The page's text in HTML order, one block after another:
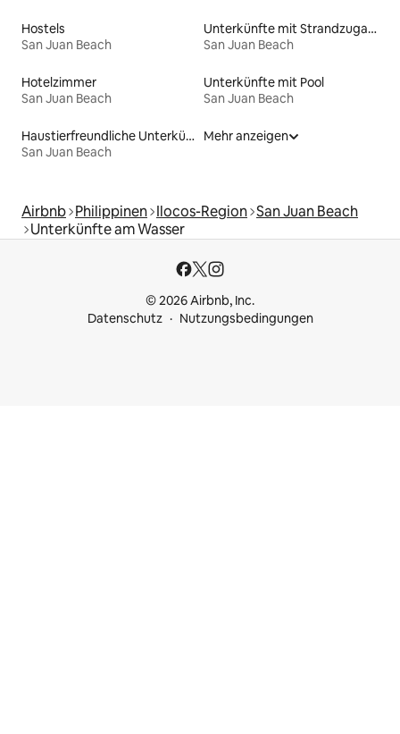
Hostels
San Juan Beach
Unterkünfte mit Strandzugang
San Juan Beach
Hotelzimmer
San Juan Beach
Unterkünfte mit Pool
San Juan Beach
Haustierfreundliche Unterkünfte
San Juan Beach
Mehr anzeigen
Airbnb Philippinen Ilocos-Region San Juan Beach
Unterkünfte am Wasser
© 2026 Airbnb, Inc.
Datenschutz
Nutzungsbedingungen